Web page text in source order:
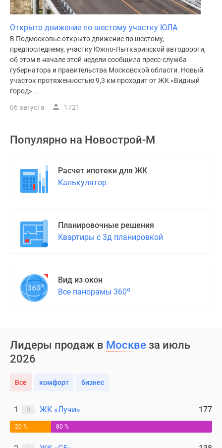
Открыто движение по шестому участку ЮЛА
В Подмосковье открыто движение по шестому,
предпоследнему, участку Южно-Лыткаринской автодороги,
об этом в начале этой недели сообщила пресс-служба
губернатора и правительства Московской области. Новый
участок протяженностью 9,3 км проходит от ЖК «Видный
город»...
06 августа 1721
Популярно на Новострой-М
Расчет ипотеки для ЖК
Калькулятор
Планировочные решения
Квартиры с 3д планировкой
Вид из окон
Все панорамы 360о
Лидеры продаж в Москве за июль
2026
Все комфорт бизнес
1 0 ЖК «Лучи» 177
20 % 80 %